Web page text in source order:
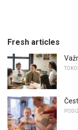
Fresh articles